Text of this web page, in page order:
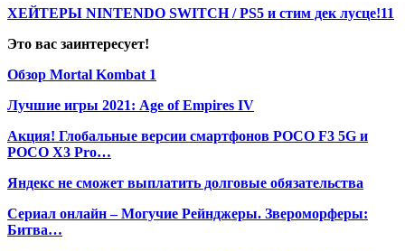
ХЕЙТЕРЫ NINTENDO SWITCH / PS5 и стим дек лусце!11
Это вас заинтересует!
Обзор Mortal Kombat 1
Лучшие игры 2021: Age of Empires IV
Акция! Глобальные версии смартфонов POCO F3 5G и
POCO X3 Pro…
Яндекс не сможет выплатить долговые обязательства
Сериал онлайн – Могучие Рейнджеры. Звероморферы:
Битва…